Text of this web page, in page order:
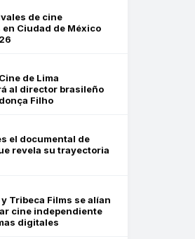
de cine
Ciudad de México
de Lima
al director brasileño
Filho
el documental de
revela su trayectoria
Tribeca Films se alían
cine independiente
digitales